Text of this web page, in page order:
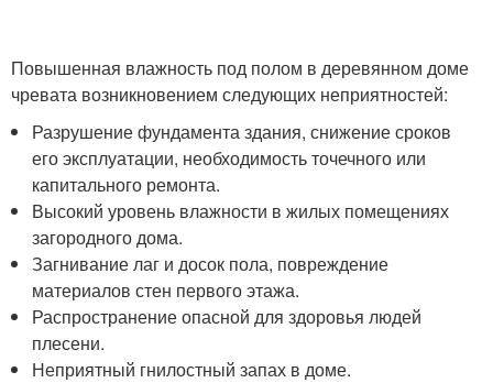
Повышенная влажность под полом в деревянном доме
чревата возникновением следующих неприятностей:
Разрушение фундамента здания, снижение сроков
его эксплуатации, необходимость точечного или
капитального ремонта.
Высокий уровень влажности в жилых помещениях
загородного дома.
Загнивание лаг и досок пола, повреждение
материалов стен первого этажа.
Распространение опасной для здоровья людей
плесени.
Неприятный гнилостный запах в доме.